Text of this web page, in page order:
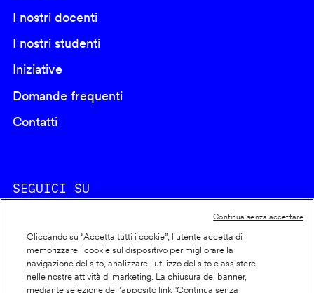
I nostri docenti
I nostri studenti
Iniziative
Domande frequenti
Contatti
SEGUICI SU
Cookie policy
Cliccando su “Accetta tutti i cookie”, l'utente accetta di
memorizzare i cookie sul dispositivo per migliorare la
navigazione del sito, analizzare l'utilizzo del sito e assistere
nelle nostre attività di marketing. La chiusura del banner,
mediante selezione dell’apposito link "Continua senza
Continua senza accettare